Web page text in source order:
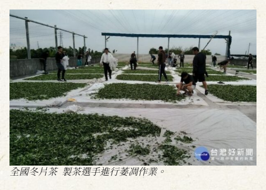
全國冬片茶 製茶選手進行萎凋作業。